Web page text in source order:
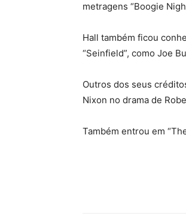
metragens “Boogie
Hall também ficou
“Seinfield”, como Joe
Outros dos seus
Nixon no drama de
Também entrou em